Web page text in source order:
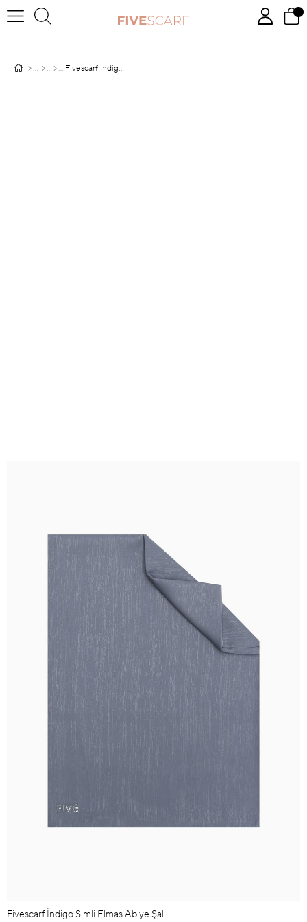
Fivescarf İndigo Simli Elmas Abiye Şal
Fivescarf İndigo Simli Elmas Abiye Şal